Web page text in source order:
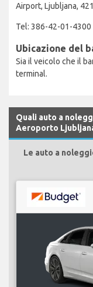
Airport, Ljubljana,
Tel: 386-42-01-4300
Ubicazione del
Sia il veicolo che il
terminal.
Quali auto a
Aeroporto
Le auto a